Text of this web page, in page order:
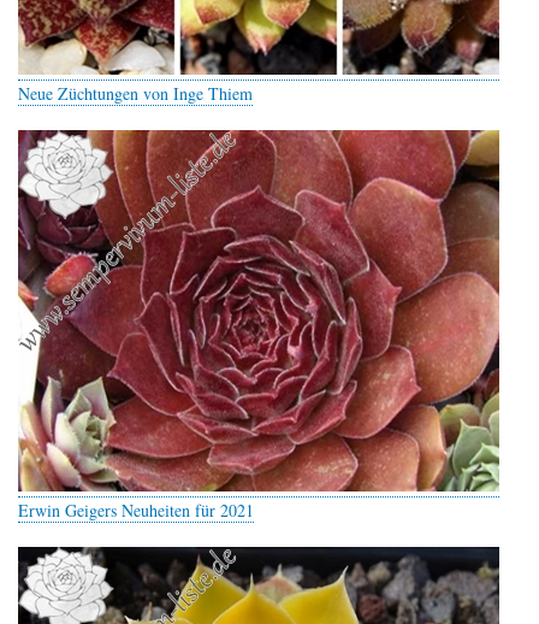
Neue Züchtungen von Inge Thiem
Erwin Geigers Neuheiten für 2021